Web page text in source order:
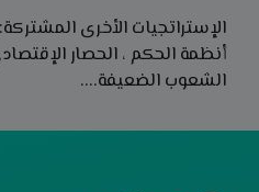
الإستراتجيات الأخرى
أنظمة الحكم ، الحصار
الشعوب الضعيفة....